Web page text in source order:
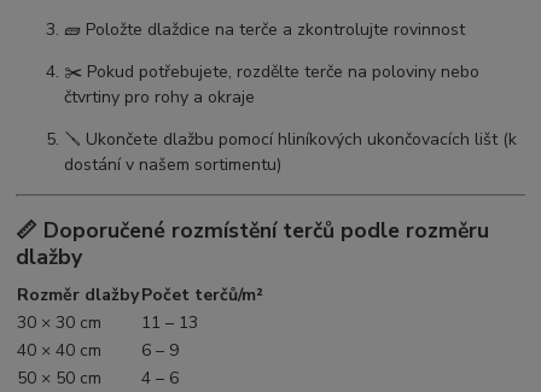
🧱 Položte dlaždice na terče a zkontrolujte rovinnost
✂️ Pokud potřebujete, rozdělte terče na poloviny nebo
čtvrtiny pro rohy a okraje
🪛 Ukončete dlažbu pomocí hliníkových ukončovacích lišt (k
dostání v našem sortimentu)
📏 Doporučené rozmístění terčů podle rozměru
dlažby
Rozměr dlažbyPočet terčů/m²
30 × 30 cm
11 – 13
40 × 40 cm
6 – 9
50 × 50 cm
4 – 6